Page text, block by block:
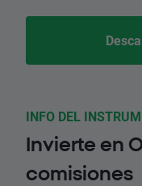
INFO DEL
Invierte en
comisiones